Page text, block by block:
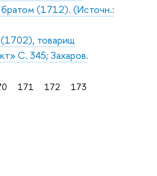
братом (1712). (Источн.:
(1702), товарищ
С. 345; Захаров.
171 172
173